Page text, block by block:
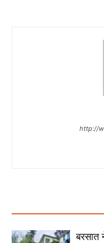
http://
बरसात